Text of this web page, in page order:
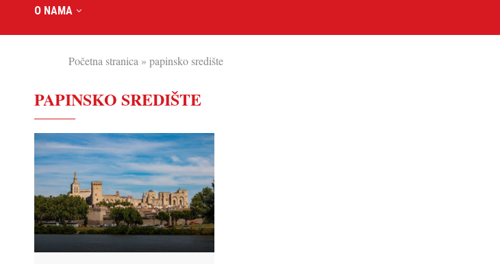
O NAMA
Početna stranica » papinsko središte
PAPINSKO SREDIŠTE